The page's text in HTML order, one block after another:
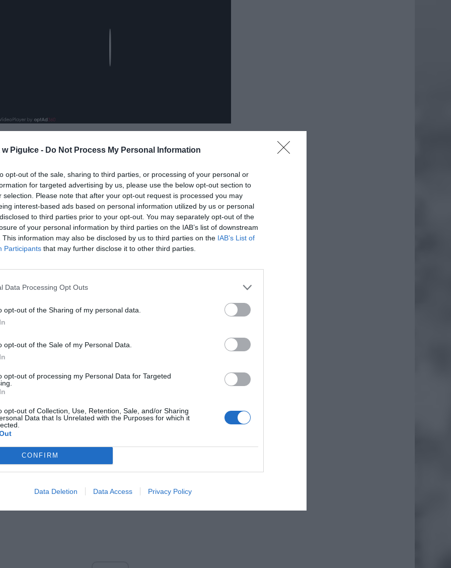
Pigułce - Do Not Process My Personal Information
opt-out of the sale, sharing to third parties, or processing of your personal or
for targeted advertising by us, please use the below opt-out section to
selection. Please note that after your opt-out request is processed you may
interest-based ads based on personal information utilized by us or personal
to third parties prior to your opt-out. You may separately opt-out of the
of your personal information by third parties on the IAB’s list of downstream
This information may also be disclosed by us to third parties on the IAB’s List of
Participants that may further disclose it to other third parties.
Data Processing Opt Outs
opt-out of the Sharing of my personal data.
opt-out of the Sale of my Personal Data.
opt-out of processing my Personal Data for Targeted
opt-out of Collection, Use, Retention, Sale, and/or Sharing
Data that Is Unrelated with the Purposes for which it
CONFIRM
Data Deletion Data Access Privacy Policy
samolotu ćwiczył starty i lądowania. Podczas jednego z manewrów
RÓWNIEŻ:
obywatel Ukrainy zaatakował zakonnicę i zerwał jej krzyż.
nastąpił zwrot w sprawie
2026 15:40
3600 zł miesięcznie zamiast 800+. Nowa propozycja dla
dzieci do 3. roku życia